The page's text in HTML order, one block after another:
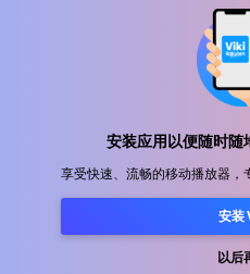
安装应用以便随时随
享受快速、流畅的移动播放器
安装
以后
发行合作